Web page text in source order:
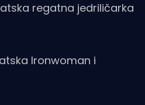
regatna jedriličarka
Ironwoman i